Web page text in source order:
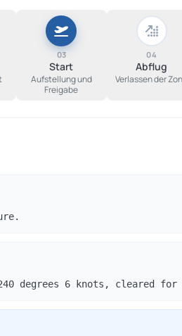
03
Start
Aufstellung und
Freigabe
04
Abflug
Verlassen der
240 degrees 6 knots, cleared